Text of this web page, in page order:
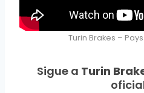
Turin Brakes –
Sigue a Turin